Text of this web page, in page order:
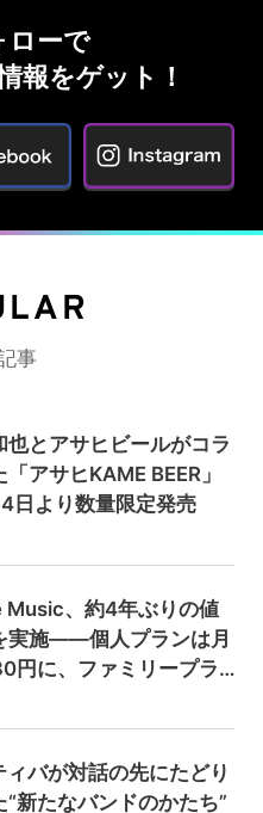
ローで
報をゲット！
事
也とアサヒビールがコラ
アサヒKAME BEER」
日より数量限定発売
Music、約4年ぶりの値
実施——個人プランは月
円に、ファミリープラ
ィバが対話の先にたどり
“新たなバンドのかたち”